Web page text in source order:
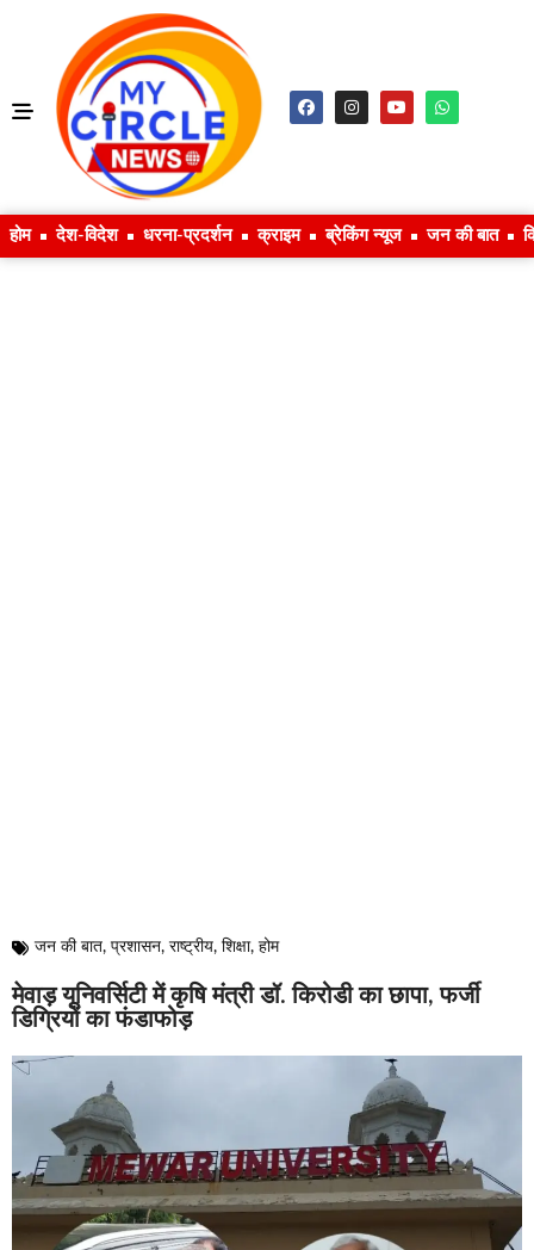
होम देश-विदेश धरना-प्रदर्शन क्राइम ब्रेकिंग न्यूज जन की बात
जन की बात, प्रशासन, राष्ट्रीय, शिक्षा, होम
मेवाड़ यूनिवर्सिटी में कृषि मंत्री डॉ. किरोडी का छापा, फर्जी
डिग्रियों का फंडाफोड़